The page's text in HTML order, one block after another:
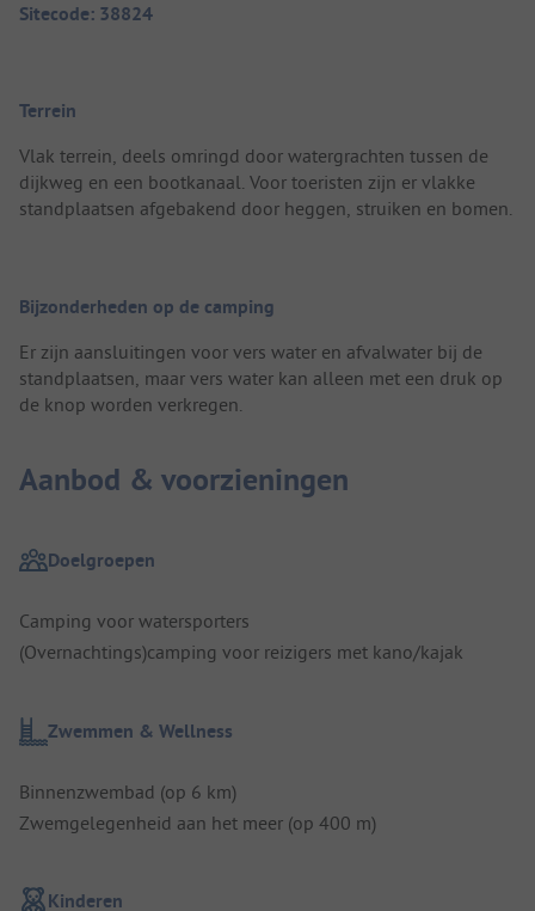
Sitecode: 38824
Terrein
Vlak terrein, deels omringd door watergrachten tussen de
dijkweg en een bootkanaal. Voor toeristen zijn er vlakke
standplaatsen afgebakend door heggen, struiken en bomen.
Bijzonderheden op de camping
Er zijn aansluitingen voor vers water en afvalwater bij de
standplaatsen, maar vers water kan alleen met een druk op
de knop worden verkregen.
Aanbod & voorzieningen
Doelgroepen
Camping voor watersporters
(Overnachtings)camping voor reizigers met kano/kajak
Zwemmen & Wellness
Binnenzwembad (op 6 km)
Zwemgelegenheid aan het meer (op 400 m)
Kinderen